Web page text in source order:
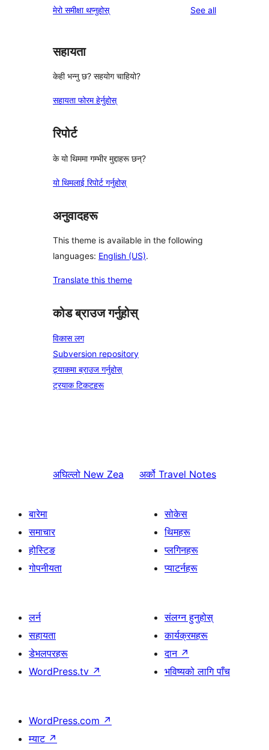
समीक्षाहरू
तारा
मेरो समीक्षा थप्नुहोस् See allreviews
सहायता
केही भन्नु छ? सहयोग चाहियो?
सहायता फोरम हेर्नुहोस्
रिपोर्ट
के यो थिममा गम्भीर मुद्दाहरू छन्?
यो थिमलाई रिपोर्ट गर्नुहोस्
अनुवादहरू
This theme is available in the following
languages: English (US).
Translate this theme
कोड ब्राउज गर्नुहोस्
विकास लग
Subversion repository
ट्र्याकमा ब्राउज गर्नुहोस्
ट्रयाक टिकटहरू
अघिल्लो New Zea अर्को Travel Notes
बारेमा
समाचार
होस्टिङ
गोपनीयता
सोकेस
थिमहरू
प्लगिनहरू
प्याटर्नहरू
लर्न
सहायता
डेभलपरहरू
WordPress.tv ↗
संलग्न हुनुहोस्
कार्यक्रमहरू
दान ↗
भविष्यको लागि पाँच
WordPress.com ↗
म्याट ↗